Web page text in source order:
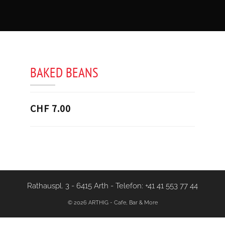
BAKED BEANS
CHF 7.00
Rathauspl. 3 - 6415 Arth - Telefon: +41 41 553 77 44
© 2026 ARTHIG - Cafe, Bar & More